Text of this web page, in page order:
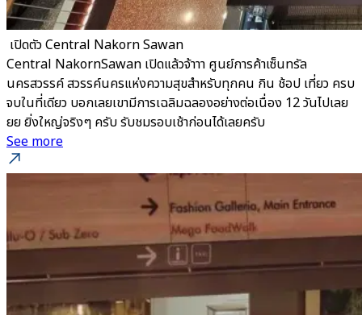
​ เปิดตัว Central Nakorn Sawan
Central NakornSawan เปิดแล้วจ้าาา ศูนย์การค้าเซ็นทรัล
นครสวรรค์ สวรรค์นครแห่งความสุขสำหรับทุกคน กิน ช้อป เที่ยว ครบ
จบในที่เดียว บอกเลยเขามีการเฉลิมฉลองอย่างต่อเนื่อง 12 วันไปเลย
ยย ยิ่งใหญ่จริงๆ ครับ รับชมรอบเช้าก่อนได้เลยครับ
See more